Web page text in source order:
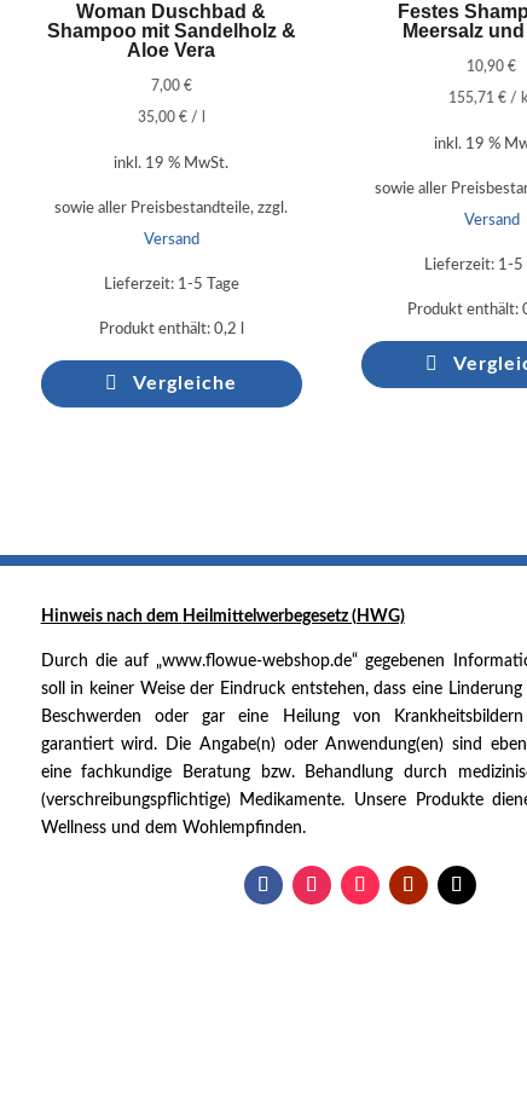
Woman Duschbad &
Shampoo mit Sandelholz &
Aloe Vera
7,00 €
35,00 €/
inkl. 19 % MwSt.
sowie aller Preisbestandteile, zzgl.
Versand
Lieferzeit: 1-5 Tage
Produkt enthält: 0,2
Vergleiche
Festes
Meersalz
10,90€
155,71 €/
inkl. 19 %
sowie aller
Versand
Lieferzeit: 1-5
Produkt enthält:
Hinweis nach dem Heilmittelwerbegesetz (HWG)
Durch die auf „www.flowue-webshop.de“ gegebenen
soll in keiner Weise der Eindruck entstehen, dass eine Linderung
Beschwerden oder gar eine Heilung von
garantiert wird. Die Angabe(n) oder Anwendung(en) sind
eine fachkundige Beratung bzw. Behandlung durch
(verschreibungspflichtige) Medikamente. Unsere Produkte
Wellness und dem Wohlempfinden.